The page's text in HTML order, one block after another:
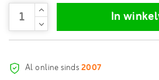
In
Al online sinds2007